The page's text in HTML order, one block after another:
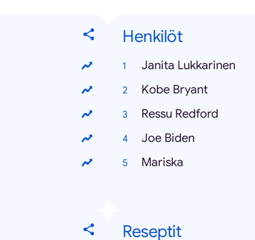
Henkilöt
Janita Lukkarinen
Kobe Bryant
Ressu Redford
Joe Biden
Mariska
Reseptit